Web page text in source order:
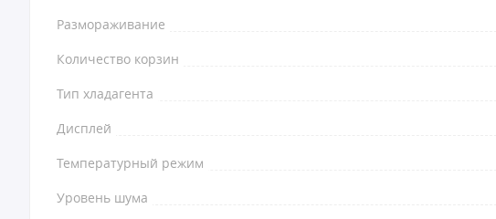
Размораживание
Количество корзин
Тип хладагента
Дисплей
Температурный режим
Уровень шума